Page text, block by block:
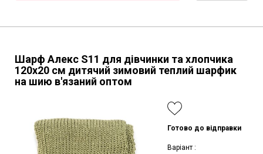
Шарф Алекс S11 для дівчинки та хлопчика
120х20 см дитячий зимовий теплий шарфик
на шию в'язаний оптом
Готово до відправки
Варіант :